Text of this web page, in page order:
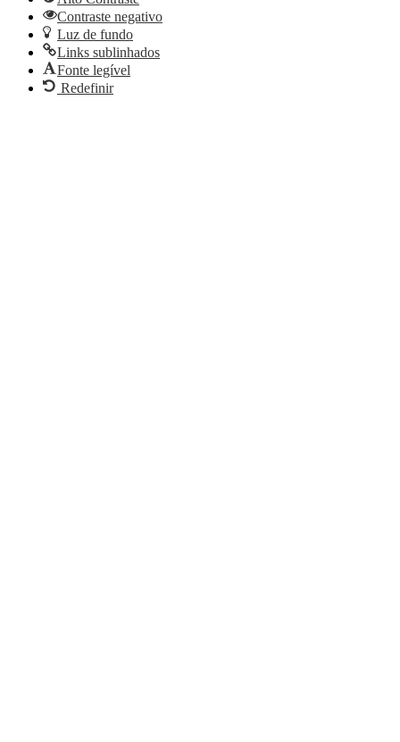
Contraste negativo
Luz de fundo
Links sublinhados
Fonte legível
Redefinir